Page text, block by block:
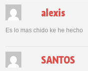
alexis
Es lo mas chido ke he hecho
SANTOS